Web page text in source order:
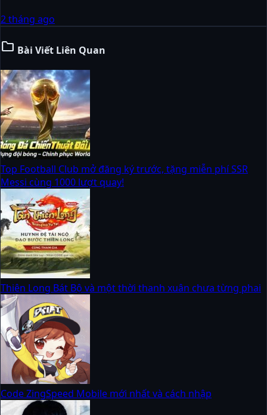
2 tháng ago
folder Bài Viết Liên Quan
Top Football Club mở đăng ký trước, tặng miễn phí SSR
Messi cùng 1000 lượt quay!
Thiên Long Bát Bộ và một thời thanh xuân chưa từng phai
Code ZingSpeed Mobile mới nhất và cách nhập